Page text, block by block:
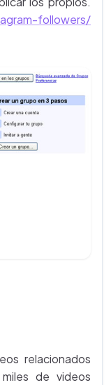
followers/
relacionados
de videos